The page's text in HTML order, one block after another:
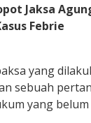
Jaksa
Febrie
yang
sebuah
yang belum